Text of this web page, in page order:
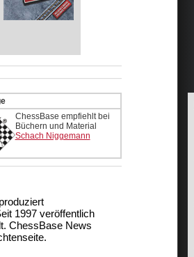
ChessBase empfiehlt bei
Büchern und Material
Schach Niggemann
1997 veröffentlich
ChessBase News